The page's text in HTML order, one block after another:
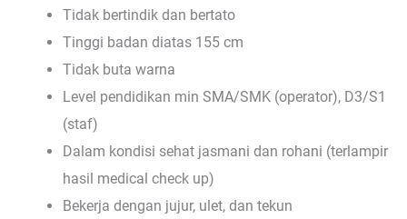
Tidak bertindik dan bertato
Tinggi badan diatas 155 cm
Tidak buta warna
Level pendidikan min SMA/SMK (operator), D3/S1
(staf)
Dalam kondisi sehat jasmani dan rohani (terlampir
hasil medical check up)
Bekerja dengan jujur, ulet, dan tekun